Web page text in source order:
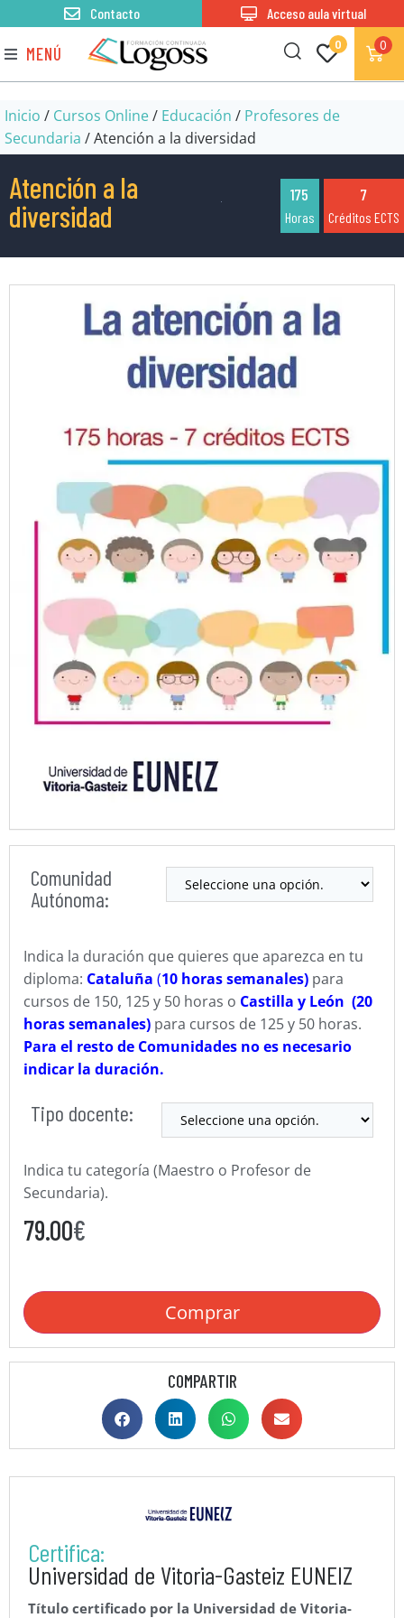
MENÚ 0 0
Contacto Acceso aula virtual
Inicio / Cursos Online/ Educación / Profesores de
Secundaria / Atención a la diversidad
Atención a la
diversidad
175
Horas
7
Créditos ECTS
Comunidad
Autónoma:
Indica la duración que quieres que aparezca en tu
diploma: Cataluña (10 horas semanales) para
cursos de 150, 125 y 50 horas o Castilla y León (20
horas semanales) para cursos de 125 y 50 horas.
Para el resto de Comunidades no es necesario
indicar la duración.
Tipo docente:
Indica tu categoría (Maestro o Profesor de
Secundaria).
79.00€
Comprar
COMPARTIR
Certifica:
Universidad de Vitoria-Gasteiz EUNEIZ
Título certificado por la Universidad de Vitoria-